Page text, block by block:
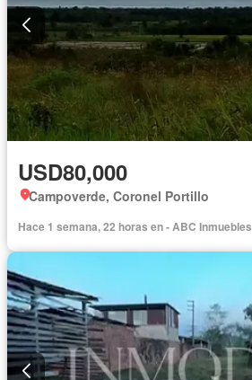
USD80,000
Campoverde, Coronel Portillo
Hace 1 semana, 22 horas en - ABC Inmuebles